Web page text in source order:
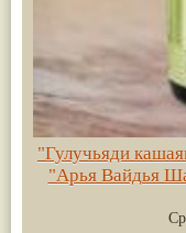
"Гулучьяди
"Арья Вайдья